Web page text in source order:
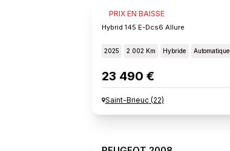
PRIX EN BAISSE
PEUGEOT 2008
Hybrid 145 E-Dcs6 Allure
2025 2 002 Km Hybride Automatique
23 490 €
Saint-Brieuc(22)